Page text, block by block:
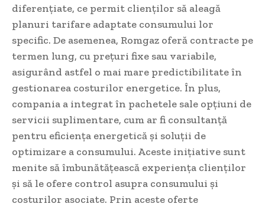
diferențiate, ce permit clienților să aleagă
planuri tarifare adaptate consumului lor
specific. De asemenea, Romgaz oferă contracte pe
termen lung, cu prețuri fixe sau variabile,
asigurând astfel o mai mare predictibilitate în
gestionarea costurilor energetice. În plus,
compania a integrat în pachetele sale opțiuni de
servicii suplimentare, cum ar fi consultanță
pentru eficiența energetică și soluții de
optimizare a consumului. Aceste inițiative sunt
menite să îmbunătățească experiența clienților
și să le ofere control asupra consumului și
costurilor asociate. Prin aceste oferte